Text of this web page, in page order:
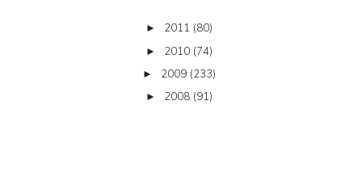
► 2011 (80)
► 2010 (74)
► 2009 (233)
► 2008 (91)